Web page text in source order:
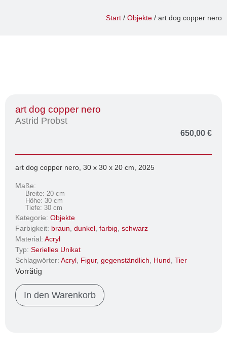
Start / Objekte / art dog copper nero
art dog copper nero
Astrid Probst
650,00 €
art dog copper nero, 30 x 30 x 20 cm, 2025
Maße:
Breite: 20 cm
Höhe: 30 cm
Tiefe: 30 cm
Kategorie: Objekte
Farbigkeit: braun dunkel farbig schwarz
Material: Acryl
Typ: Serielles Unikat
Schlagwörter: Acryl Figur, gegenständlich Hund Tier
Vorrätig
In den Warenkorb